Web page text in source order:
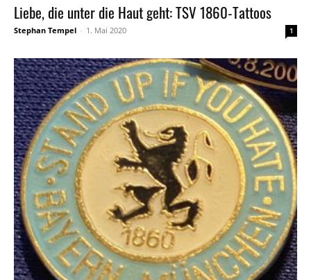
Liebe, die unter die Haut geht: TSV 1860-Tattoos
Stephan Tempel - 1. Mai 2020 1